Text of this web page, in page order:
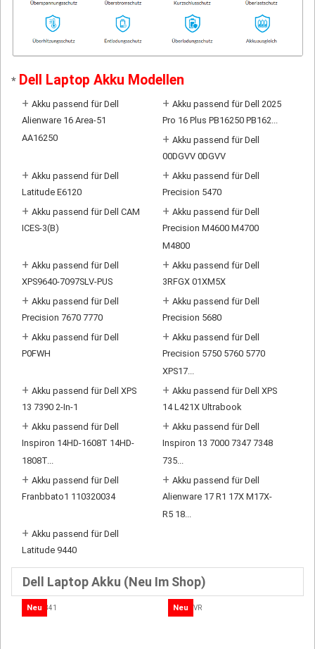
* Dell Laptop Akku Modellen
+ Akku passend für Dell
Alienware 16 Area-51
AA16250
+ Akku passend für Dell 2025
Pro 16 Plus PB16250 PB162...
+ Akku passend für Dell
00DGVV 0DGVV
+ Akku passend für Dell
Latitude E6120
+ Akku passend für Dell
Precision 5470
+ Akku passend für Dell CAM
ICES-3(B)
+ Akku passend für Dell
Precision M4600 M4700
M4800
+ Akku passend für Dell
XPS9640-7097SLV-PUS
+ Akku passend für Dell
3RFGX 01XM5X
+ Akku passend für Dell
Precision 7670 7770
+ Akku passend für Dell
Precision 5680
+ Akku passend für Dell
P0FWH
+ Akku passend für Dell
Precision 5750 5760 5770
XPS17...
+ Akku passend für Dell XPS
13 7390 2-In-1
+ Akku passend für Dell XPS
14 L421X Ultrabook
+ Akku passend für Dell
Inspiron 14HD-1608T 14HD-
1808T...
+ Akku passend für Dell
Inspiron 13 7000 7347 7348
735...
+ Akku passend für Dell
Franbbato1 110320034
+ Akku passend für Dell
Alienware 17 R1 17X M17X-
R5 18...
+ Akku passend für Dell
Latitude 9440
Dell Laptop Akku (Neu Im Shop)
Neu Neu